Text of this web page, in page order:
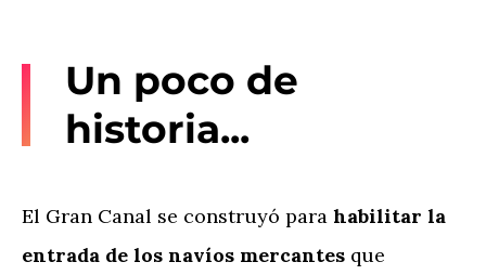
Un poco de
historia...
El Gran Canal se construyó para habilitar la
entrada de los navíos mercantes que